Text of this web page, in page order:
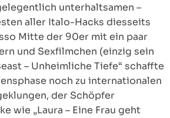
unterhaltsamen –
aller Italo-Hacks diesseits
Mitte der 90er mit ein paar
und Sexfilmchen (einzig sein
– Unheimliche Tiefe“ schaffte
noch zu internationalen
der Schöpfer
wie „Laura – Eine Frau geht